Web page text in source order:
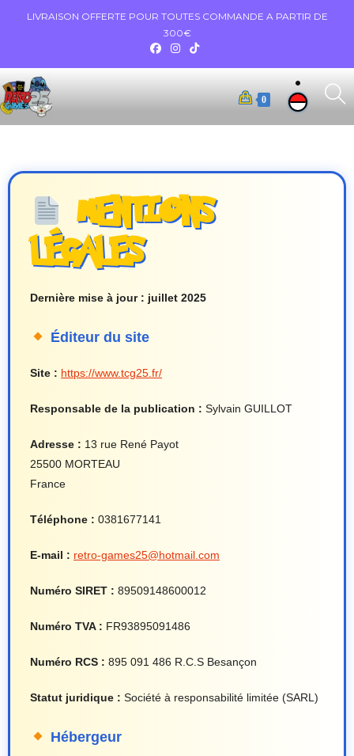
LIVRAISON OFFERTE POUR TOUTES COMMANDE A PARTIR DE
300€
0
MENTIONS
LÉGALES
Dernière mise à jour : juillet 2025
Éditeur du site
Site : https://www.tcg25.fr/
Responsable de la publication : Sylvain GUILLOT
Adresse : 13 rue René Payot
25500 MORTEAU
France
Téléphone : 0381677141
E-mail : retro-games25@hotmail.com
Numéro SIRET : 89509148600012
Numéro TVA : FR93895091486
Numéro RCS : 895 091 486 R.C.S Besançon
Statut juridique : Société à responsabilité limitée (SARL)
Hébergeur